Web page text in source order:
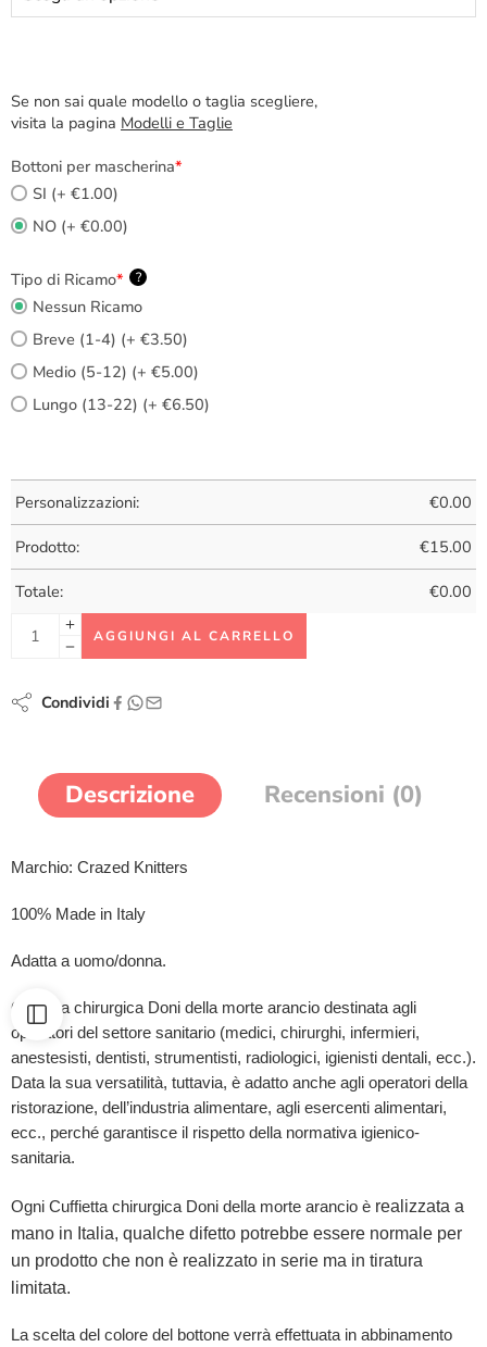
Se non sai quale modello o taglia scegliere,
visita la pagina Modelli e Taglie
Bottoni per mascherina*
SI (+ €1.00)
NO (+ €0.00)
Tipo di Ricamo* ?
Nessun Ricamo
Breve (1-4) (+ €3.50)
Medio (5-12) (+ €5.00)
Lungo (13-22) (+ €6.50)
Personalizzazioni: €0.00
Prodotto: €15.00
Totale: €0.00
AGGIUNGI AL CARRELLO
Condividi
Descrizione Recensioni (0)
Marchio: Crazed Knitters
100% Made in Italy
Adatta a uomo/donna.
Cuffietta chirurgica Doni della morte arancio destinata agli
operatori del settore sanitario (medici, chirurghi, infermieri,
anestesisti, dentisti, strumentisti, radiologici, igienisti dentali, ecc.).
Data la sua versatilità, tuttavia, è adatto anche agli operatori della
ristorazione, dell’industria alimentare, agli esercenti alimentari,
ecc., perché garantisce il rispetto della normativa igienico-
sanitaria.
Ogni Cuffietta chirurgica Doni della morte arancio è realizzata a
mano in Italia, qualche difetto potrebbe essere normale per
un prodotto che non è realizzato in serie ma in tiratura
limitata.
La scelta del colore del bottone verrà effettuata in abbinamento